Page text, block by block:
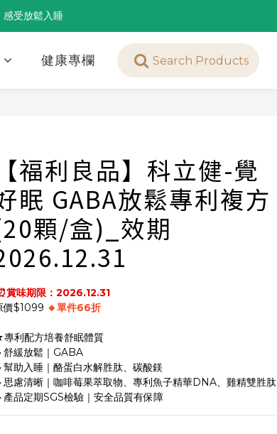
最高享 6 折
受放鬆入睡
健康專欄
【福利良品】科立健-覺
眠 GABA放鬆專利複方
顆/盒)_效期
賞味期限：2026.12.31
價$1099 🔸單件66折
利配方培養舒眠體質
舒緩放鬆｜GABA
幫助入睡｜酪蛋白水解胜肽、碳酸鎂
思慮清晰｜咖啡莓果萃取物、專利魚子精華DNA、雞精雙胜肽
產品定期SGS檢驗｜安全品質有保障